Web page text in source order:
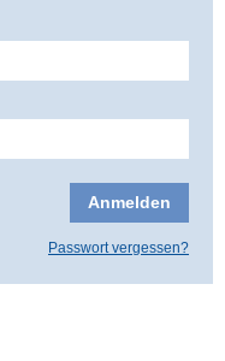
Passwort vergessen?